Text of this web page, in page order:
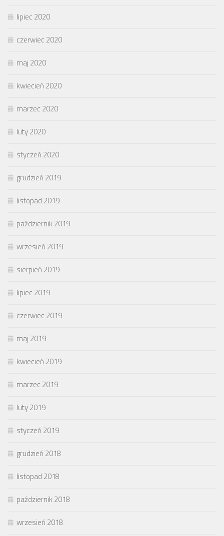
lipiec 2020
czerwiec 2020
maj 2020
kwiecień 2020
marzec 2020
luty 2020
styczeń 2020
grudzień 2019
listopad 2019
październik 2019
wrzesień 2019
sierpień 2019
lipiec 2019
czerwiec 2019
maj 2019
kwiecień 2019
marzec 2019
luty 2019
styczeń 2019
grudzień 2018
listopad 2018
październik 2018
wrzesień 2018